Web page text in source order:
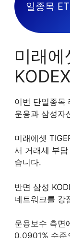
일종목
미래에
이번 단일종목
운용과 삼성자
미래에셋
서 거래세 부
습니다.
반면 삼성
네트워크를 강
운용보수 측면
0.0901% 수준